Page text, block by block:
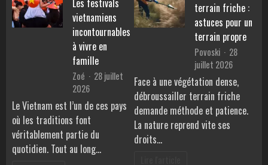
Les festivals
vietnamiens
incontournables
à vivre en
famille
Zoé
28 juillet
2026
Le Vietnam est l’un de ces pays
où les traditions font
véritablement partie du
quotidien. Tout au long…
terrain friche :
astuces pour un
terrain propre
Povoski
28
juillet 2026
Face à une végétation dense,
débroussailler terrain friche
demande méthode et patience.
La nature reprend vite ses
droits…